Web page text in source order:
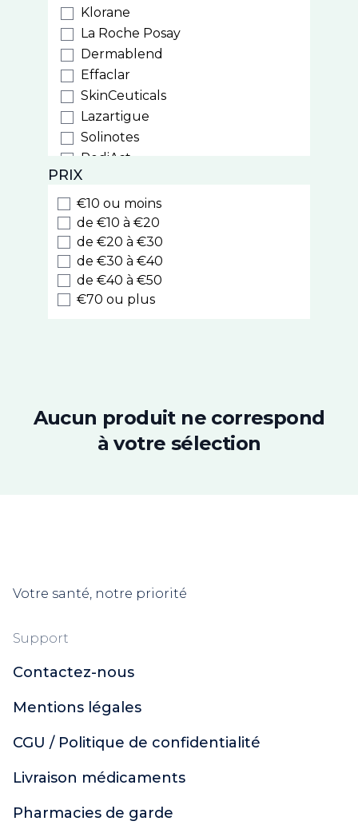
Klorane
La Roche Posay
Dermablend
Effaclar
SkinCeuticals
Lazartigue
Solinotes
PediAct
PiLeJe
Phytostandard
Arkopharma
Laboratoires du Dr J. Lefèvre
Iphym
Cinq sur Cinq
PhytoResearch
Nutrisanté
Densmore
Chondrostéo
Cooper
Dulcis Health Science
Urgo
Polidis
Ginkor
CCD
Topicrem
PRIX
€10 ou moins
de €10 à €20
de €20 à €30
de €30 à €40
de €40 à €50
€70 ou plus
Aucun produit ne correspond
à votre sélection
Votre santé, notre priorité
Support
Contactez-nous
Mentions légales
CGU / Politique de confidentialité
Livraison médicaments
Pharmacies de garde